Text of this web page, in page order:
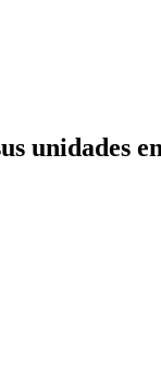
unidades